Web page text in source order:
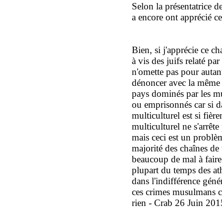
Selon la présentatrice
a encore ont apprécié
Bien, si j'apprécie ce
à vis des juifs relaté
n'omette pas pour
dénoncer avec la
pays dominés par les
ou emprisonnés car si
multiculturel est si
multiculturel ne
mais ceci est un
majorité des chaînes
beaucoup de mal à
plupart du temps des
dans l'indifférence
ces crimes musulmans
rien - Crab 26 Juin